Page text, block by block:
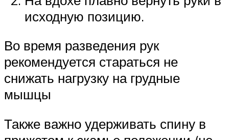
исходную позицию.
Во время разведения рук
рекомендуется стараться не
снижать нагрузку на грудные
мышцы
Также важно удерживать спину в